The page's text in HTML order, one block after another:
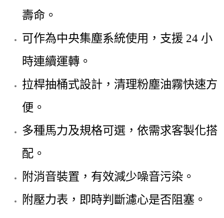
壽命。
可作為中央集塵系統使用，支援 24 小
時連續運轉。
拉桿抽桶式設計，清理粉塵油霧快速方
便。
多種馬力及規格可選，依需求客製化搭
配。
附消音裝置，有效減少噪音污染。
附壓力表，即時判斷濾心是否阻塞。